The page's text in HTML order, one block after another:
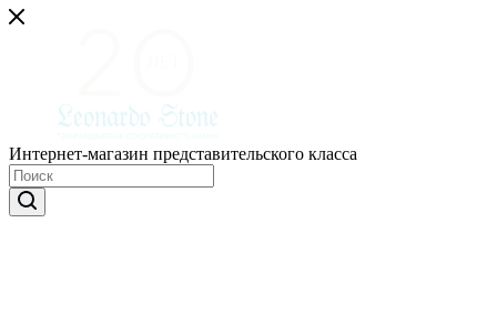
Интернет-магазин представительского класса